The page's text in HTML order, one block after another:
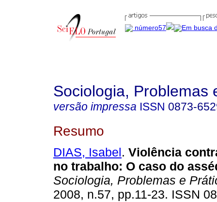
Sociologia, Problemas
versão impressa ISSN 0873-
Resumo
DIAS, Isabel. Violência
no trabalho: O caso do
Sociologia, Problemas e
2008, n.57, pp.11-23. ISSN